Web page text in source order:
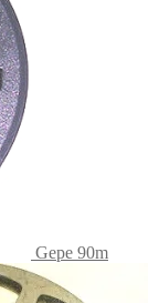
Gepe 90m